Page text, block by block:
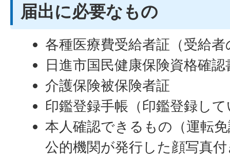
届出に必要なもの
各種医療費受給者証（受給
日進市国民健康保険資格確
介護保険被保険者証
印鑑登録手帳（印鑑登録し
本人確認できるもの（運転
公的機関が発行した顔写真